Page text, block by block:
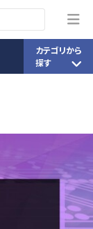
カテゴリから
探す